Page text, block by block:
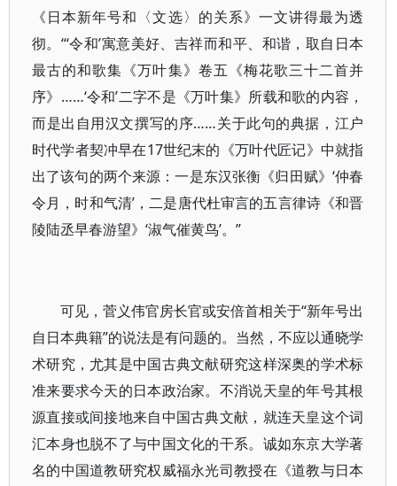
《日本新年号和〈文选〉的关系》一文讲得最为透
彻。“‘令和’寓意美好、吉祥而和平、和谐，取自日本
最古的和歌集《万叶集》卷五《梅花歌三十二首并
序》……‘令和’二字不是《万叶集》所载和歌的内容，
而是出自用汉文撰写的序……关于此句的典据，江户
时代学者契冲早在17世纪末的《万叶代匠记》中就指
出了该句的两个来源：一是东汉张衡《归田赋》‘仲春
令月，时和气清’，二是唐代杜审言的五言律诗《和晋
陵陆丞早春游望》‘淑气催黄鸟’。”
可见，菅义伟官房长官或安倍首相关于“新年号出
自日本典籍”的说法是有问题的。当然，不应以通晓学
术研究，尤其是中国古典文献研究这样深奥的学术标
准来要求今天的日本政治家。不消说天皇的年号其根
源直接或间接地来自中国古典文献，就连天皇这个词
汇本身也脱不了与中国文化的干系。诚如东京大学著
名的中国道教研究权威福永光司教授在《道教与日本